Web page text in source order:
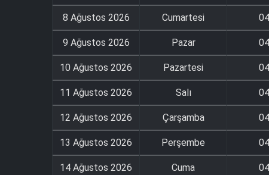
8 Ağustos 2026 Cumartesi
9 Ağustos 2026 Pazar
10 Ağustos 2026 Pazartesi
11 Ağustos 2026 Salı
12 Ağustos 2026 Çarşamba
13 Ağustos 2026 Perşembe
14 Ağustos 2026 Cuma